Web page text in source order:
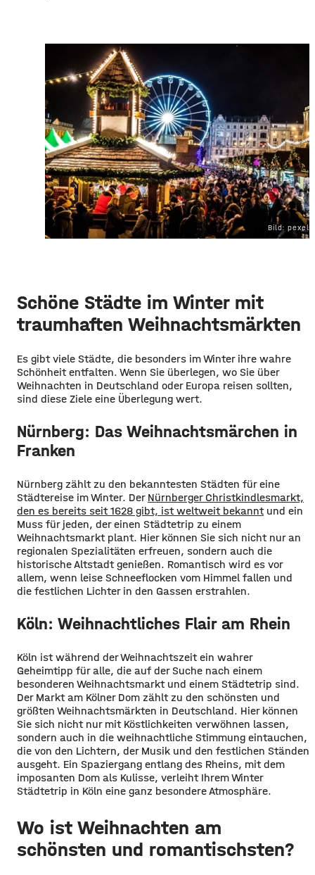
Bild:
Schöne Städte im Winter mit
traumhaften Weihnachtsmärkten
Es gibt viele Städte, die besonders im Winter ihre wahre
Schönheit entfalten. Wenn Sie überlegen, wo Sie über
Weihnachten in Deutschland oder Europa reisen sollten,
sind diese Ziele eine Überlegung wert.
Nürnberg: Das Weihnachtsmärchen in
Franken
Nürnberg zählt zu den bekanntesten Städten für eine
Städtereise im Winter. Der Nürnberger Christkindlesmarkt,
den es bereits seit 1628 gibt, ist weltweit bekanntund ein
Muss für jeden, der einen Städtetrip zu einem
Weihnachtsmarkt plant. Hier können Sie sich nicht nur an
regionalen Spezialitäten erfreuen, sondern auch die
historische Altstadt genießen. Romantisch wird es vor
allem, wenn leise Schneeflocken vom Himmel fallen und
die festlichen Lichter in den Gassen erstrahlen.
Köln: Weihnachtliches Flair am Rhein
Köln ist während der Weihnachtszeit ein wahrer
Geheimtipp für alle, die auf der Suche nach einem
besonderen Weihnachtsmarkt und einem Städtetrip sind.
Der Markt am Kölner Dom zählt zu den schönsten und
größten Weihnachtsmärkten in Deutschland. Hier können
Sie sich nicht nur mit Köstlichkeiten verwöhnen lassen,
sondern auch in die weihnachtliche Stimmung eintauchen,
die von den Lichtern, der Musik und den festlichen Ständen
ausgeht. Ein Spaziergang entlang des Rheins, mit dem
imposanten Dom als Kulisse, verleiht Ihrem Winter
Städtetrip in Köln eine ganz besondere Atmosphäre.
Wo ist Weihnachten am
schönsten und romantischsten?